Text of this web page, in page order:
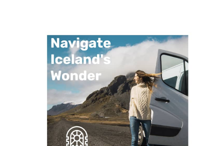
auk þess seljum við bíla. Góð þjónusta og
sveigjanleiki er okkar aðalsmerki. Bílaleiga
Akureyrar er fyrsta bílaleigan á Íslandi til þess að
hljóta vottun samkvæmt gæðastaðlinum ÍST ISO
Umhverfismálefni eru snar þáttur í rekstrinum og
þann 13. janúar 2010 fékk Bílaleiga Akureyrar
vottun samkvæmt alþjóðlega
umhverfisstjórnunarstaðlinum ISO 14001. Okkur